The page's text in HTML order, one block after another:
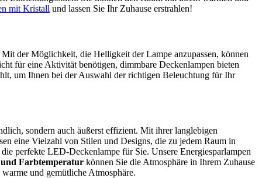
mit Kristall und lassen Sie Ihr Zuhause erstrahlen!
der Möglichkeit, die Helligkeit der Lampe anzupassen, können
für eine Aktivität benötigen, dimmbare Deckenlampen bieten
um Ihnen bei der Auswahl der richtigen Beleuchtung für Ihr
sondern auch äußerst effizient. Mit ihrer langlebigen
eine Vielzahl von Stilen und Designs, die zu jedem Raum in
perfekte LED-Deckenlampe für Sie. Unsere Energiesparlampen
Farbtemperatur können Sie die Atmosphäre in Ihrem Zuhause
und gemütliche Atmosphäre.